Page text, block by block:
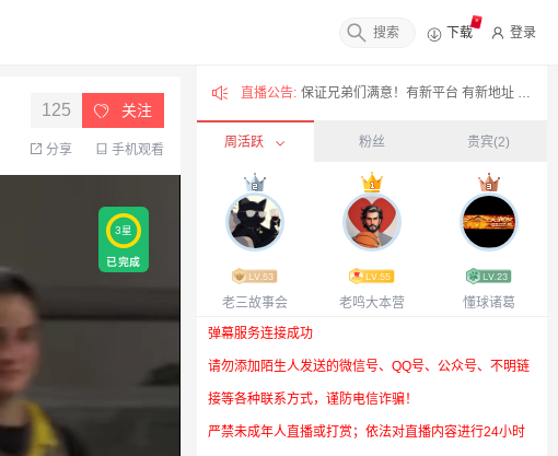
下载 登录
分享 手机观看
125 关注
3星
已完成
直播公告: 保证兄弟们满意！有新平台 有新地址 有新大家庭✅️
周活跃 粉丝 贵宾(2)
老鸣大本营
老三故事会
懂球诸葛
小小妮子呢
你牛大了
2002
运动爱
弹幕服务连接成功
请勿添加陌生人发送的微信号、QQ号、公众号、不明链
接等各种联系方式，谨防电信诈骗！
严禁未成年人直播或打赏；依法对直播内容进行24小时